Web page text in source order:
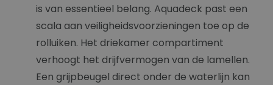
is van essentieel belang. Aquadeck past een
scala aan veiligheidsvoorzieningen toe op de
rolluiken. Het driekamer compartiment
verhoogt het drijfvermogen van de lamellen.
Een grijpbeugel direct onder de waterlijn kan